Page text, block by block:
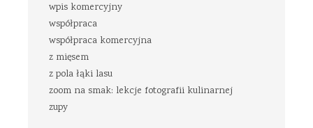
wpis komercyjny
współpraca
współpraca komercyjna
z mięsem
z pola łąki lasu
zoom na smak: lekcje fotografii kulinarnej
zupy